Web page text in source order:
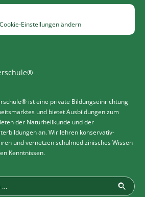
Einstellungen ändern
ist eine private Bildungseinrichtung
und bietet Ausbildungen zum
der Naturheilkunde und der
an. Wir lehren konservativ-
und vernetzen schulmedizinisches Wissen
Kenntnissen.